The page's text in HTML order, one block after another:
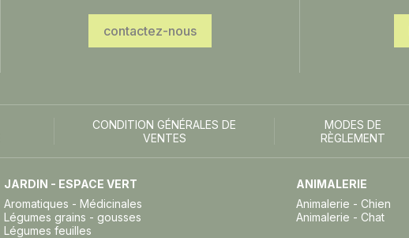
contactez-nous
CONDITION GÉNÉRALES DE
VENTES
MODES DE
RÈGLEMENT
JARDIN - ESPACE VERT
Aromatiques - Médicinales
Légumes grains - gousses
Légumes feuilles
ANIMALERIE
Animalerie - Chien
Animalerie - Chat